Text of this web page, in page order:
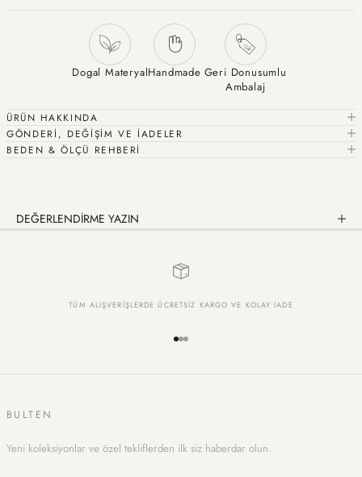
Dogal MateryalHandmade Geri Donusumlu
Ambalaj
ÜRÜN HAKKINDA
GÖNDERİ, DEĞİŞİM VE İADELER
BEDEN & ÖLÇÜ REHBERİ
DEĞERLENDİRME YAZIN
TÜM ALIŞVERİŞLERDE ÜCRETSİZ KARGO VE KOLAY İADE
1 ögesine git
2 ögesine git
3 ögesine git
BULTEN
Yeni koleksiyonlar ve özel tekliflerden ilk siz haberdar olun.